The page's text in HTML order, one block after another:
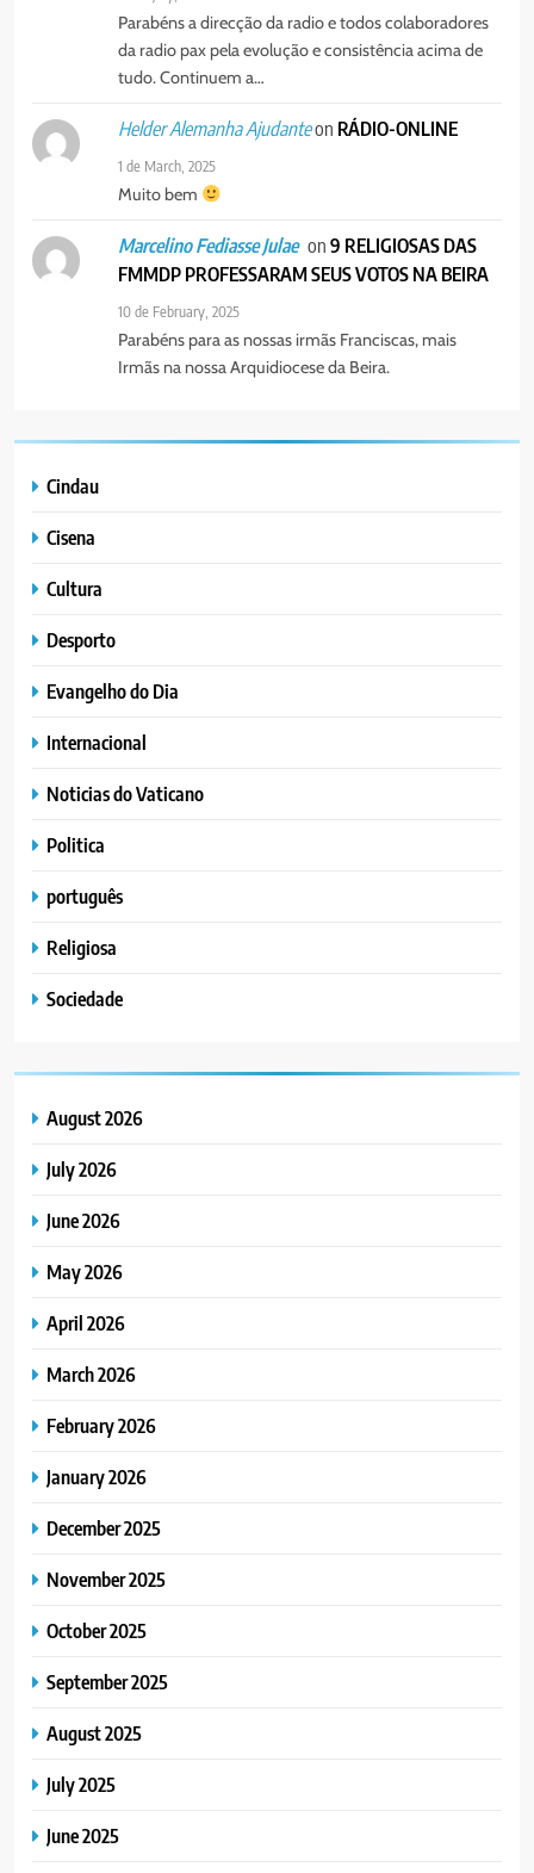
SURGIRAM RESISTÊNCIAS PELO
CAMINHO
PAX NOTICIAS EDIÇÃO 28 DE
JUNHO DE 2026
PORTUGUÊS
Parabéns a direcção da radio e todos colaboradores
da radio pax pela evolução e consistência acima de
tudo. Continuem a…
Helder Alemanha Ajudanteon RÁDIO-ONLINE
1 de March, 2025
Muito bem
Marcelino Fediasse Julae on9 RELIGIOSAS DAS
FMMDP PROFESSARAM SEUS VOTOS NA BEIRA
10 de February, 2025
Parabéns para as nossas irmãs Franciscas, mais
Irmãs na nossa Arquidiocese da Beira.
Cindau
Cisena
Cultura
Desporto
Evangelho do Dia
Internacional
Noticias do Vaticano
Politica
português
Religiosa
Sociedade
August 2026
July 2026
June 2026
May 2026
April 2026
March 2026
February 2026
January 2026
December 2025
November 2025
October 2025
September 2025
August 2025
July 2025
June 2025